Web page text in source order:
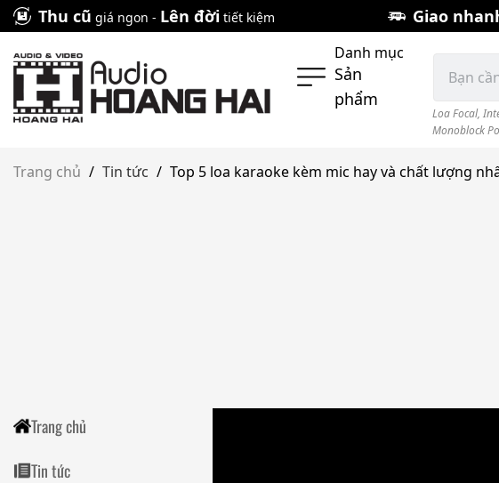
Skip
to
content
Thu cũ giá ngon - Lên đời tiết kiệm Giao
Danh mục
Sản
phẩm
kiếm:
Loa Focal,
Monoblock
Trang chủ / Tin tức / Top 5 loa karaoke kèm mic hay và chất lượng
Trang chủ
Tin tức